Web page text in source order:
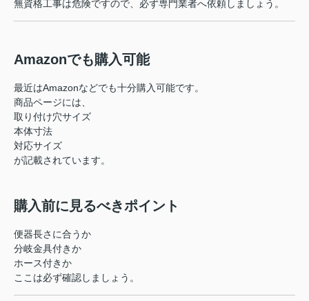
無資格工事は危険ですので、必ず専門業者へ依頼しましょう。
Amazonでも購入可能
最近はAmazonなどでも十分購入可能です。
商品ページには、
取り付け穴サイズ
本体寸法
対応サイズ
が記載されています。
購入前に見るべきポイント
便器長さに合うか
分岐金具付きか
ホース付きか
ここは必ず確認しましょう。